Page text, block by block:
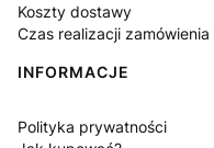
Koszty dostawy
Czas realizacji zamówienia
INFORMACJE
Polityka prywatności